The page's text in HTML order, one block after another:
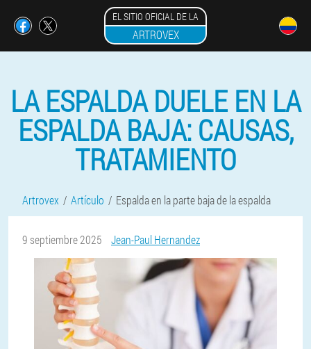
EL SITIO OFICIAL DE LA
ARTROVEX
LA ESPALDA DUELE EN LA
ESPALDA BAJA: CAUSAS,
TRATAMIENTO
Artrovex Artículo Espalda en la parte baja de la espalda
9 septiembre 2025 Jean-Paul Hernandez